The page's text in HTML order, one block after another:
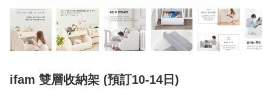
ifam 雙層收納架 (預訂10-14日)